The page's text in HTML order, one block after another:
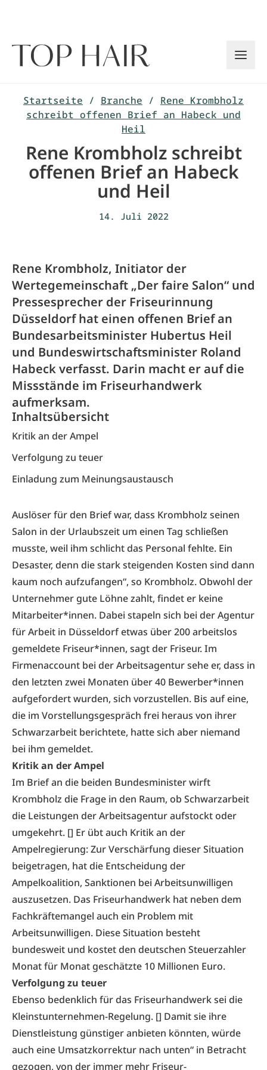
Startseite / Branche / Rene Krombholz
schreibt offenen Brief an Habeck und
Heil
Rene Krombholz schreibt
offenen Brief an Habeck
und Heil
14. Juli 2022
Rene Krombholz, Initiator der
Wertegemeinschaft „Der faire Salon“ und
Pressesprecher der Friseurinnung
Düsseldorf hat einen offenen Brief an
Bundesarbeitsminister Hubertus Heil
und Bundeswirtschaftsminister Roland
Habeck verfasst. Darin macht er auf die
Missstände im Friseurhandwerk
aufmerksam.
Inhaltsübersicht
Kritik an der Ampel
Verfolgung zu teuer
Einladung zum Meinungsaustausch
Auslöser für den Briefwar, dass Krombholz seinen
Salon in der Urlaubszeit um einen Tag schließen
musste, weil ihm schlicht das Personal fehlte. Ein
Desaster, denn die stark steigenden Kosten sind dann
kaum noch aufzufangen“, so Krombholz. Obwohl der
Unternehmer gute Löhne zahlt, findet er keine
Mitarbeiter*innen. Dabei stapeln sich bei der Agentur
für Arbeit in Düsseldorf etwas über 200 arbeitslos
gemeldete Friseur*innen, sagt der Friseur. Im
Firmenaccount bei der Arbeitsagentur sehe er, dass in
den letzten zwei Monaten über 40 Bewerber*innen
aufgefordert wurden, sich vorzustellen. Bis auf eine,
die im Vorstellungsgespräch frei heraus von ihrer
Schwarzarbeit berichtete, hatte sich aber niemand
bei ihm gemeldet.
Kritik an der Ampel
Im Brief an die beiden Bundesminister wirft
Krombholz die Frage in den Raum, ob Schwarzarbeit
die Leistungen der Arbeitsagentur aufstockt oder
umgekehrt. [] Er übt auch Kritik an der
Ampelregierung: Zur Verschärfung dieser Situation
beigetragen, hat die Entscheidung der
Ampelkoalition, Sanktionen bei Arbeitsunwilligen
auszusetzen. Das Friseurhandwerk hat neben dem
Fachkräftemangel auch ein Problem mit
Arbeitsunwilligen. Diese Situation besteht
bundesweit und kostet den deutschen Steuerzahler
Monat für Monat geschätzte 10 Millionen Euro.
Verfolgung zu teuer
Ebenso bedenklich für das Friseurhandwerk sei die
Kleinstunternehmen-Regelung. [] Damit sie ihre
Dienstleistung günstiger anbieten könnten, würde
auch eine Umsatzkorrektur nach unten“ in Betracht
gezogen, von der immer mehr Friseur-